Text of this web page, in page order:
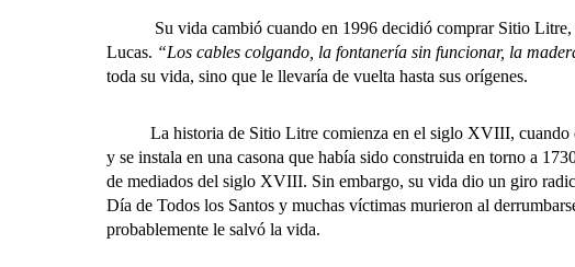
Su vida cambió cuando en 1996 decidió comprar Sitio Litre,
Lucas. “Los cables colgando, la fontanería sin funcionar, la
toda su vida, sino que le llevaría de vuelta hasta sus orígenes.
La historia de Sitio Litre comienza en el siglo XVIII, cuando el
y se instala en una casona que había sido construida en torno a
de mediados del siglo XVIII. Sin embargo, su vida dio un giro
Día de Todos los Santos y muchas víctimas murieron al
probablemente le salvó la vida.